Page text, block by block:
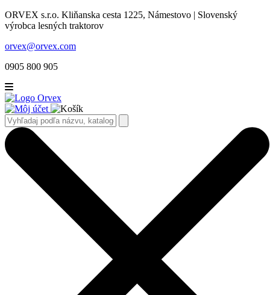
ORVEX s.r.o. Kliňanska cesta 1225, Námestovo | Slovenský
výrobca lesných traktorov
orvex@orvex.com
0905 800 905